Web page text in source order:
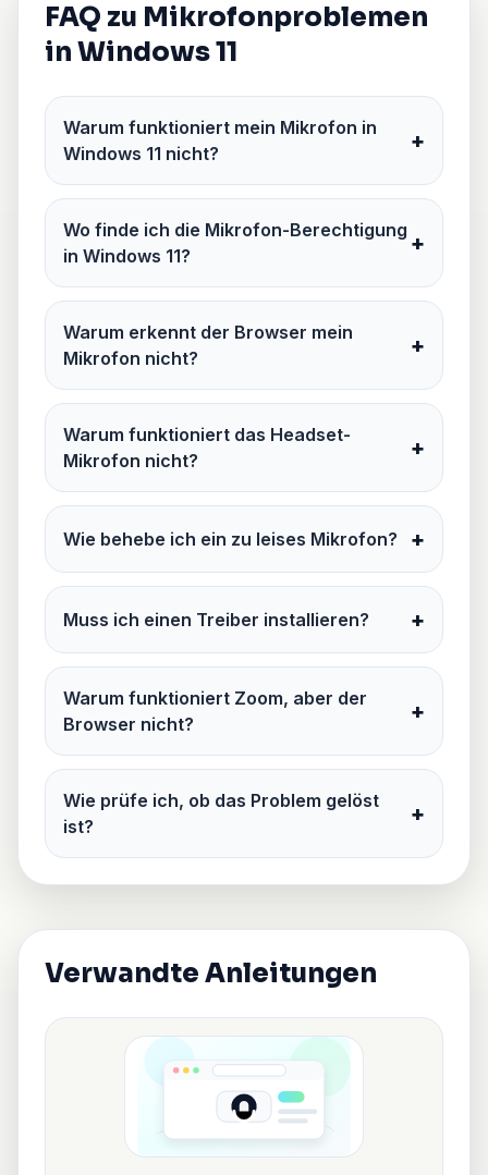
FAQ zu Mikrofonproblemen
in Windows 11
Warum funktioniert mein Mikrofon in
Windows 11 nicht?
+
Wo finde ich die Mikrofon-Berechtigung
in Windows 11?
+
Warum erkennt der Browser mein
Mikrofon nicht?
+
Warum funktioniert das Headset-
Mikrofon nicht?
+
Wie behebe ich ein zu leises Mikrofon? +
Muss ich einen Treiber installieren? +
Warum funktioniert Zoom, aber der
Browser nicht?
+
Wie prüfe ich, ob das Problem gelöst
ist?
+
Verwandte Anleitungen